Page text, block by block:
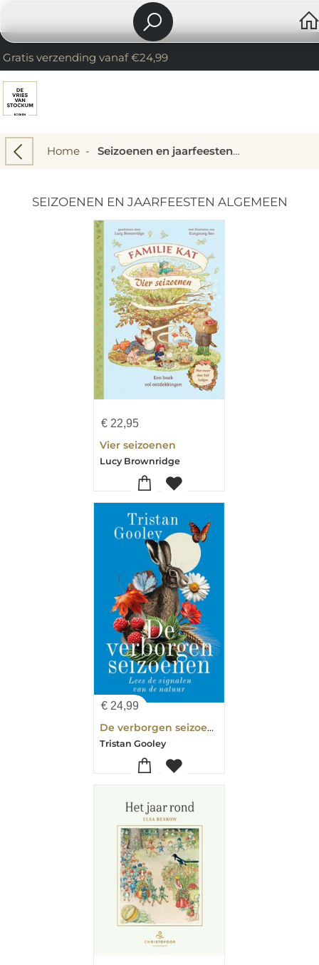
Gratis verzending vanaf €24,99
Home- Seizoenen en jaarfeesten algemeen
SEIZOENEN EN JAARFEESTEN ALGEMEEN
€ 22,95
Vier seizoenen
Lucy Brownridge
€ 24,99
De verborgen seizoenen
Tristan Gooley